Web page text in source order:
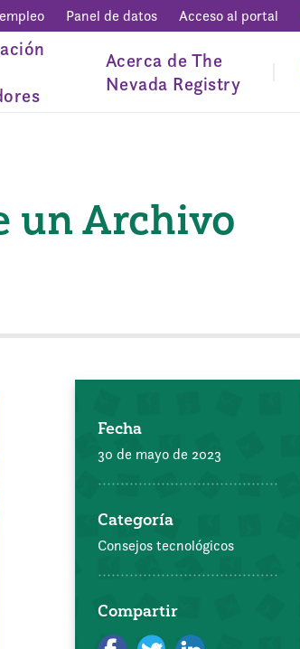
Panel de datos Acceso al portal
Acerca de The
Nevada Registry
un Archivo
Fecha
30 de mayo de 2023
Categoría
Consejos tecnológicos
Compartir